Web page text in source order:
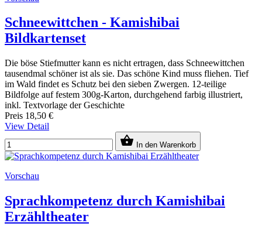
Schneewittchen - Kamishibai
Bildkartenset
Die böse Stiefmutter kann es nicht ertragen, dass Schneewittchen
tausendmal schöner ist als sie. Das schöne Kind muss fliehen. Tief
im Wald findet es Schutz bei den sieben Zwergen. 12-teilige
Bildfolge auf festem 300g-Karton, durchgehend farbig illustriert,
inkl. Textvorlage der Geschichte
Preis 18,50 €
View Detail
 In den Warenkorb
Vorschau
Sprachkompetenz durch Kamishibai
Erzähltheater